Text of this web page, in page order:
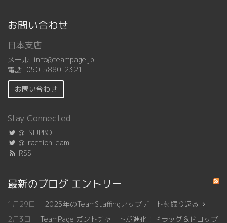
お問い合わせ
日本支店
メール: info@teampage.jp
電話: 050-5880-2321
お問い合わせ
Stay Connected
@TSIJPBO
@TractionTeam
RSS
最新のブログ エントリー
1月29日
2025年のTeamStaffingアップデートを振り返る
2月3日
TeamPage ガントチャートが進化！ドラッグ＆ドロップ